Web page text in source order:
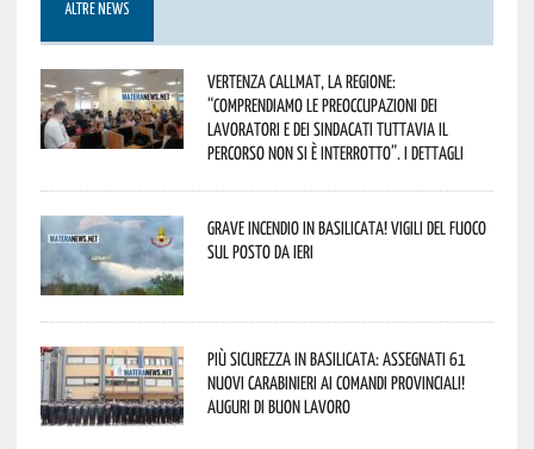
ALTRE NEWS
Vertenza CallMat, la Regione:
“comprendiamo le preoccupazioni dei
lavoratori e dei sindacati tuttavia il
percorso non si è interrotto”. I dettagli
Grave incendio in Basilicata! Vigili del fuoco
sul posto da ieri
Più sicurezza in Basilicata: assegnati 61
nuovi Carabinieri ai Comandi provinciali!
Auguri di buon lavoro